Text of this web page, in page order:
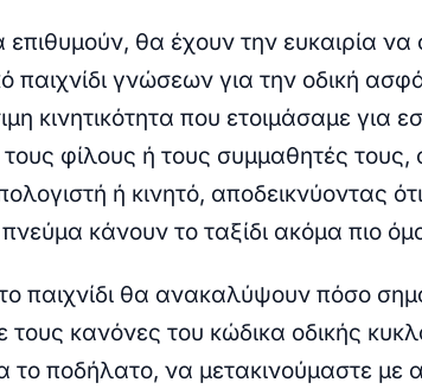
επιθυμούν, θα έχουν την ευκαιρία
παιχνίδι γνώσεων για την οδική
κινητικότητα που ετοιμάσαμε για
τους φίλους ή τους συμμαθητές
ή κινητό, αποδεικνύοντας
κάνουν το ταξίδι ακόμα πιο
παιχνίδι θα ανακαλύψουν πόσο
τους κανόνες του κώδικα οδικής
το ποδήλατο, να μετακινούμαστε με